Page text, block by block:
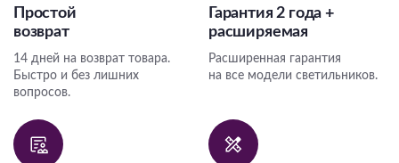
Простой
возврат
14 дней на возврат товара.
Быстро и без лишних
вопросов.
Гарантия 2 года +
расширяемая
Расширенная гарантия
на все модели светильников.